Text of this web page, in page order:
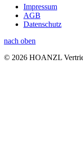
Impressum
AGB
Datenschutz
nach oben
© 2026 HOANZL